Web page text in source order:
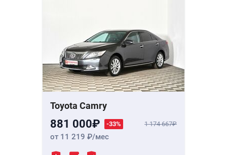
Toyota Camry
881 000 -33% 1 174 667
от 11 219 /мес